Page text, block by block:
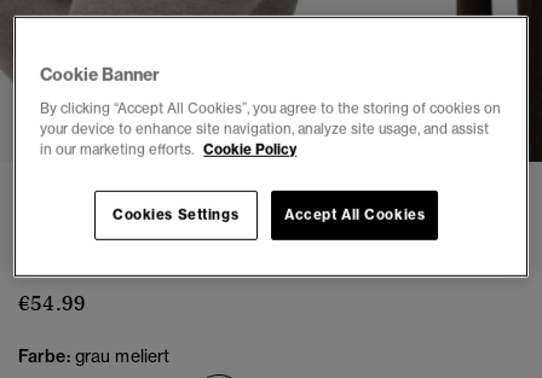
Athletic Essentials Flare-Jogginghose mit
tiefem Bund
€54.99
Farbe: grau meliert
Cookie Banner
By clicking “Accept All Cookies”, you agree to the storing of cookies on
your device to enhance site navigation, analyze site usage, and assist
in our marketing efforts. Cookie Policy
Accept All Cookies
Cookies Settings